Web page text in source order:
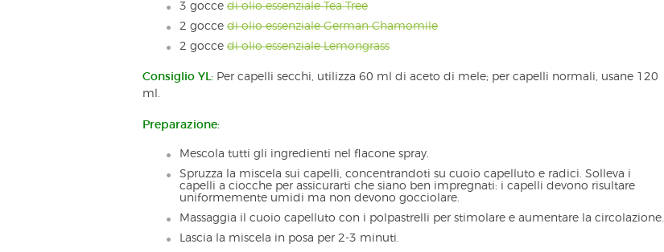
3 gocce di olio essenziale Tea Tree
2 gocce di olio essenziale German Chamomile
2 gocce di olio essenziale Lemongrass
Consiglio YL: Per capelli secchi, utilizza 60 ml di aceto di mele; per capelli normali, usane 120
ml.
Preparazione:
Mescola tutti gli ingredienti nel flacone spray.
Spruzza la miscela sui capelli, concentrandoti su cuoio capelluto e radici. Solleva i
capelli a ciocche per assicurarti che siano ben impregnati: i capelli devono risultare
uniformemente umidi ma non devono gocciolare.
Massaggia il cuoio capelluto con i polpastrelli per stimolare e aumentare la circolazione.
Lascia la miscela in posa per 2-3 minuti.